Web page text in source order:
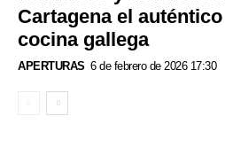
Cartagena el
cocina gallega
APERTURAS 6 de febrero de 2026 17:30